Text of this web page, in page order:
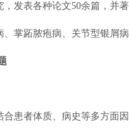
表各种论文50余篇，并著
跖脓疱病、关节型银屑病
者体质、病史等多方面